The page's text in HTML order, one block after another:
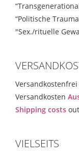
“Politische
"Sex./rituelle
Versandkosten
Shipping costs
VIELSEITS